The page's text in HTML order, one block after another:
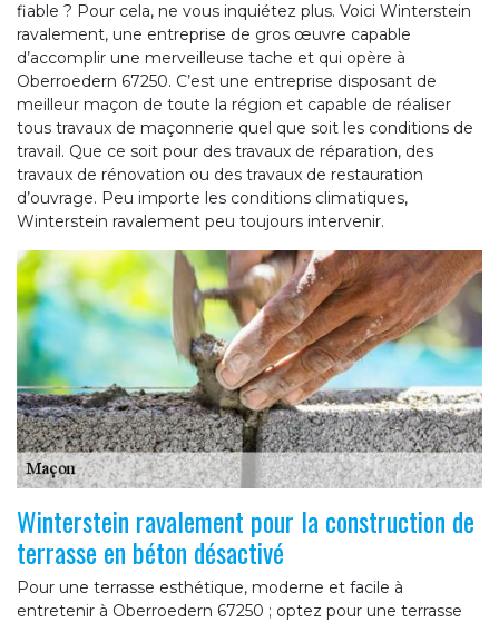
fiable ? Pour cela, ne vous inquiétez plus. Voici Winterstein
ravalement, une entreprise de gros œuvre capable
d’accomplir une merveilleuse tache et qui opère à
Oberroedern 67250. C’est une entreprise disposant de
meilleur maçon de toute la région et capable de réaliser
tous travaux de maçonnerie quel que soit les conditions de
travail. Que ce soit pour des travaux de réparation, des
travaux de rénovation ou des travaux de restauration
d’ouvrage. Peu importe les conditions climatiques,
Winterstein ravalement peu toujours intervenir.
Winterstein ravalement pour la construction de
terrasse en béton désactivé
Pour une terrasse esthétique, moderne et facile à
entretenir à Oberroedern 67250 ; optez pour une terrasse